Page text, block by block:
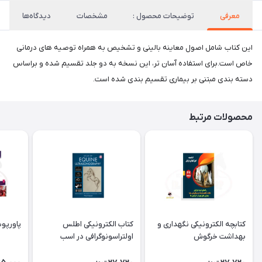
معرفی توضیحات محصول : مشخصات دیدگاه‌ها
این کتاب شامل اصول معاینه بالینی و تشخیص به همراه توصیه های درمانی
خاص است.برای استفاده آسان تر، این نسخه به دو جلد تقسیم شده و براساس
دسته بندی مبتنی بر بیماری تقسیم بندی شده است.
محصولات مرتبط
کتابچه الکترونیکی نگهداری و
بهداشت خرگوش
کتاب الکترونیکی اطلس
اولتراسونوگرافی در اسب